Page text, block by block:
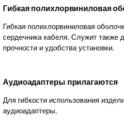
Гибкая полихлорвиниловая
Гибкая полихлорвиниловая
сердечника кабеля. Служит также
прочности и удобства установки.
Аудиоадаптеры прилагаются
Для гибкости использования
аудиоадаптеры.